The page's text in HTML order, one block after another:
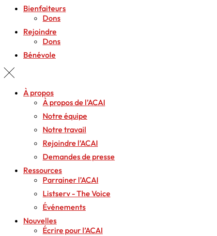
Bienfaiteurs
Dons
Rejoindre
Dons
Bénévole
À propos
À propos de l’ACAI
Notre équipe
Notre travail
Rejoindre l’ACAI
Demandes de presse
Ressources
Parrainer l’ACAI
Listserv - The Voice
Événements
Nouvelles
Écrire pour l’ACAI